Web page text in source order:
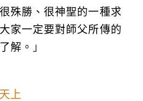
殊勝、很神聖的一種求
家一定要對師父所傳的
解。 」
上